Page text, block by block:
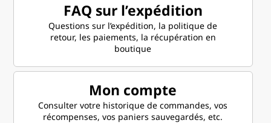
FAQ sur l’expédition
Questions sur l’expédition, la politique de
retour, les paiements, la récupération en
boutique
Mon compte
Consulter votre historique de commandes, vos
récompenses, vos paniers sauvegardés, etc.